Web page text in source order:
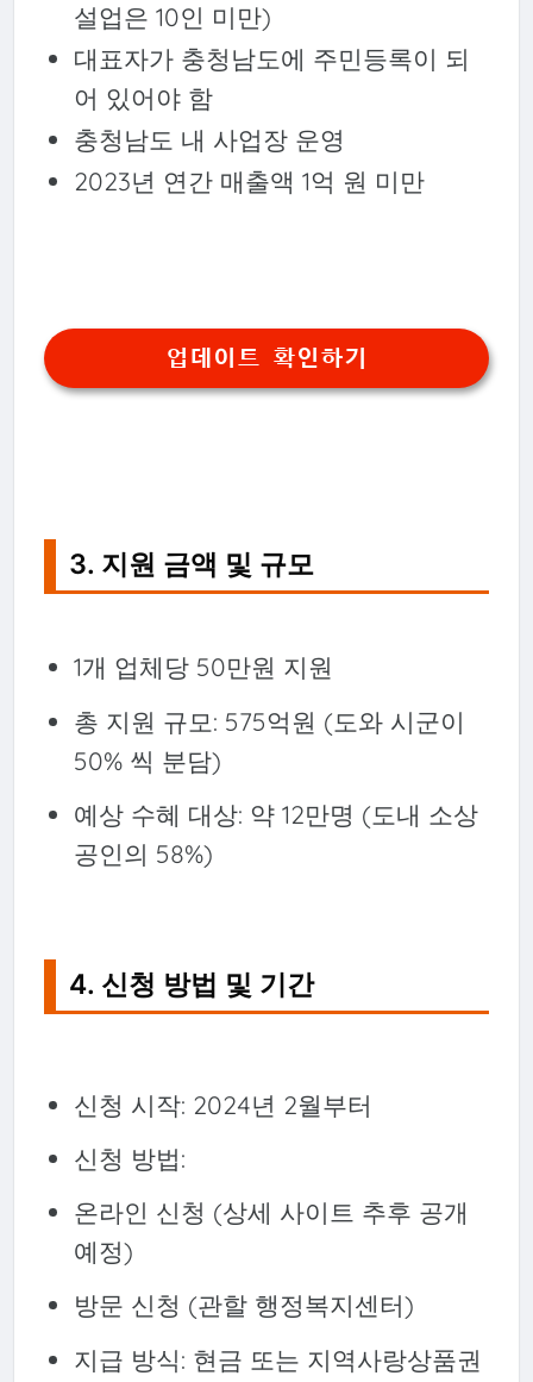
설업은 10인 미만)
대표자가 충청남도에 주민등록이 되
어 있어야 함
충청남도 내 사업장 운영
2023년 연간 매출액 1억 원 미만
업데이트 확인하기
3. 지원 금액 및 규모
1개 업체당 50만원 지원
총 지원 규모: 575억원 (도와 시군이
50% 씩 분담)
예상 수혜 대상: 약 12만명 (도내 소상
공인의 58%)
4. 신청 방법 및 기간
신청 시작: 2024년 2월부터
신청 방법:
온라인 신청 (상세 사이트 추후 공개
예정)
방문 신청 (관할 행정복지센터)
지급 방식: 현금 또는 지역사랑상품권